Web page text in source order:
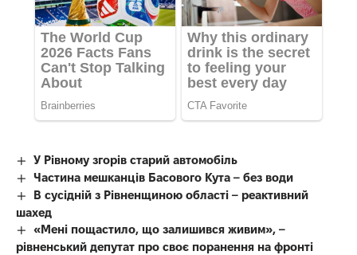
У Рівному згорів старий автомобіль
Частина мешканців Басового Кута – без води
В сусідній з Рівненщиною області – реактивний
шахед
«Мені пощастило, що залишився живим», –
рівненський депутат про своє поранення на фронті